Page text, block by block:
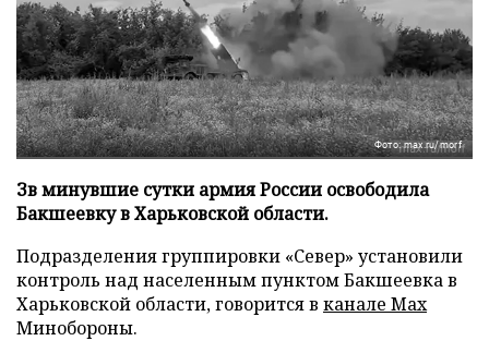
Фото: max.ru/morf
Зв минувшие сутки армия России освободила
Бакшеевку в Харьковской области.
Подразделения группировки «Север» установили
контроль над населенным пунктом Бакшеевка в
Харьковской области, говорится в канале Max
Минобороны.